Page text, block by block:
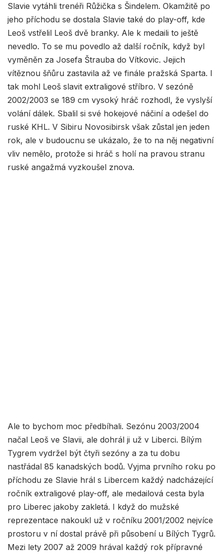
Slavie vytáhli trenéři Růžička s Šindelem. Okamžitě po
jeho příchodu se dostala Slavie také do play-off, kde
Leoš vstřelil Leoš dvě branky. Ale k medaili to ještě
nevedlo. To se mu povedlo až další ročník, když byl
vyměněn za Josefa Štrauba do Vítkovic. Jejich
vítěznou šňůru zastavila až ve finále pražská Sparta. I
tak mohl Leoš slavit extraligové stříbro. V sezóně
2002/2003 se 189 cm vysoký hráč rozhodl, že vyslyší
volání dálek. Sbalil si své hokejové náčiní a odešel do
ruské KHL. V Sibiru Novosibirsk však zůstal jen jeden
rok, ale v budoucnu se ukázalo, že to na něj negativní
vliv nemělo, protože si hráč s holí na pravou stranu
ruské angažmá vyzkoušel znova.
Ale to bychom moc předbíhali. Sezónu 2003/2004
načal Leoš ve Slavii, ale dohrál ji už v Liberci. Bílým
Tygrem vydržel být čtyři sezóny a za tu dobu
nastřádal 85 kanadských bodů. Vyjma prvního roku po
příchodu ze Slavie hrál s Libercem každý nadcházející
ročník extraligové play-off, ale medailová cesta byla
pro Liberec jakoby zakletá. I když do mužské
reprezentace nakoukl už v ročníku 2001/2002 nejvíce
prostoru v ní dostal právě při působení u Bílých Tygrů.
Mezi lety 2007 až 2009 hrával každý rok přípravné